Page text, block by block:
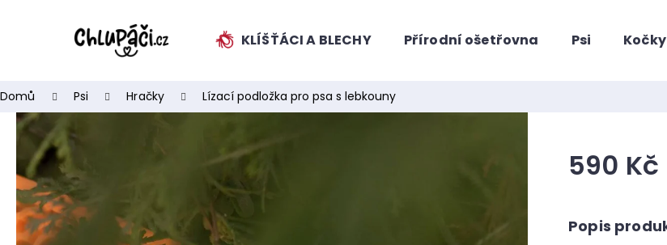
KLÍŠŤÁCI A BLECHY Přírodní ošetřovna Psi Kočky
Domů Psi Hračky Lízací podložka pro psa s lebkouny
590 Kč
k
ZPĚT
OBCHODU
ZPĚT
OBCHODU
Co potřebujete najít?
HLEDAT